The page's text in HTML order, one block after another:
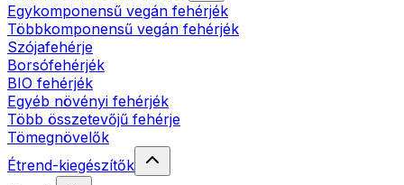
Egykomponensű vegán fehérjék
Többkomponensű vegán fehérjék
Szójafehérje
Borsófehérjék
BIO fehérjék
Egyéb növényi fehérjék
Több összetevőjű fehérje
Tömegnövelők
Étrend-kiegészítők